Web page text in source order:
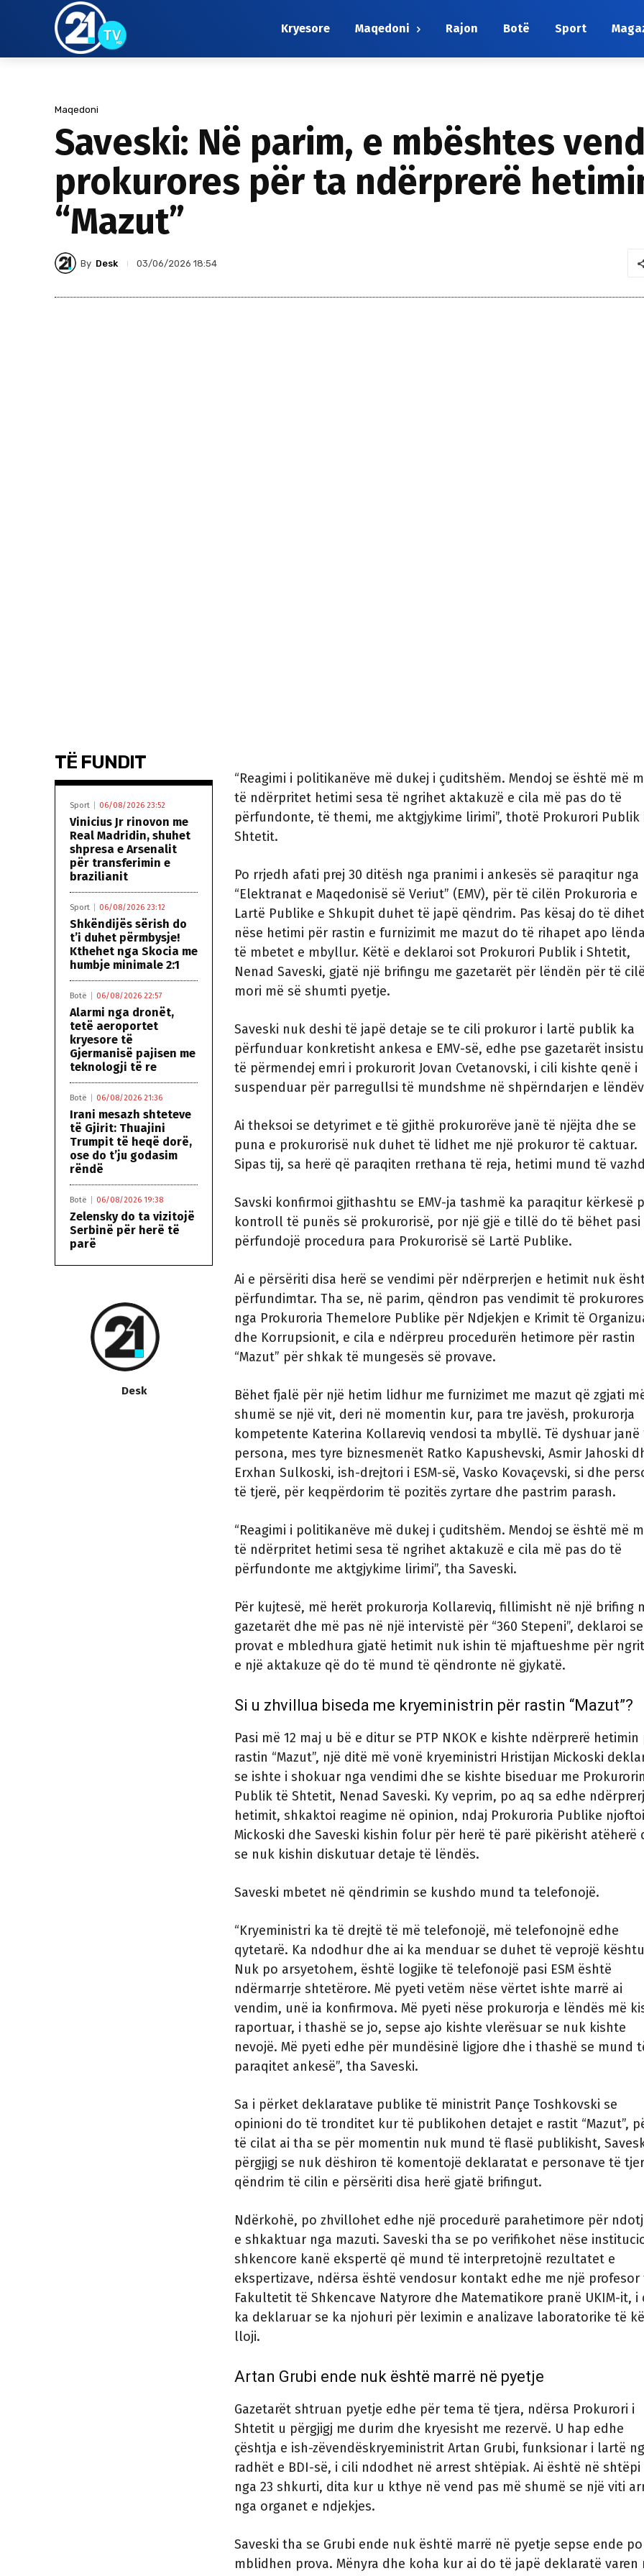
Kryesore Maqedoni Rajon Botë Sport
Maqedoni
Saveski: Në parim, e mbështes
prokurores për ta ndërprerë
“Mazut”
By Desk 03/06/2026 18:54
TË FUNDIT
Sport 06/08/2026 23:52
Vinicius Jr rinovon me
Real Madridin, shuhet
shpresa e Arsenalit
për transferimin e
brazilianit
Sport 06/08/2026 23:12
Shkëndijës sërish do
t’i duhet përmbysje!
Kthehet nga Skocia me
humbje minimale 2:1
Botë 06/08/2026 22:57
Alarmi nga dronët,
tetë aeroportet
kryesore të
Gjermanisë pajisen me
teknologji të re
Botë 06/08/2026 21:36
Irani mesazh shteteve
të Gjirit: Thuajini
Trumpit të heqë dorë,
ose do t’ju godasim
rëndë
Botë 06/08/2026 19:38
Zelensky do ta vizitojë
Serbinë për herë të
parë
Desk
“Reagimi i politikanëve më dukej i çuditshëm. Mendoj se është më
të ndërpritet hetimi sesa të ngrihet aktakuzë e cila më pas do të
përfundonte, të themi, me aktgjykime lirimi”, thotë Prokurori Publik
Shtetit.
Po rrjedh afati prej 30 ditësh nga pranimi i ankesës së paraqitur nga
“Elektranat e Maqedonisë së Veriut” (EMV), për të cilën Prokuroria e
Lartë Publike e Shkupit duhet të japë qëndrim. Pas kësaj do të dihet
nëse hetimi për rastin e furnizimit me mazut do të rihapet apo
të mbetet e mbyllur. Këtë e deklaroi sot Prokurori Publik i Shtetit,
Nenad Saveski, gjatë një brifingu me gazetarët për lëndën për të
mori më së shumti pyetje.
Saveski nuk deshi të japë detaje se te cili prokuror i lartë publik ka
përfunduar konkretisht ankesa e EMV-së, edhe pse gazetarët
të përmendej emri i prokurorit Jovan Cvetanovski, i cili kishte qenë i
suspenduar për parregullsi të mundshme në shpërndarjen e
Ai theksoi se detyrimet e të gjithë prokurorëve janë të njëjta dhe se
puna e prokurorisë nuk duhet të lidhet me një prokuror të caktuar.
Sipas tij, sa herë që paraqiten rrethana të reja, hetimi mund të
Savski konfirmoi gjithashtu se EMV-ja tashmë ka paraqitur kërkesë
kontroll të punës së prokurorisë, por një gjë e tillë do të bëhet pasi
përfundojë procedura para Prokurorisë së Lartë Publike.
Ai e përsëriti disa herë se vendimi për ndërprerjen e hetimit nuk
përfundimtar. Tha se, në parim, qëndron pas vendimit të prokurores
nga Prokuroria Themelore Publike për Ndjekjen e Krimit të
dhe Korrupsionit, e cila e ndërpreu procedurën hetimore për rastin
“Mazut” për shkak të mungesës së provave.
Bëhet fjalë për një hetim lidhur me furnizimet me mazut që zgjati
shumë se një vit, deri në momentin kur, para tre javësh, prokurorja
kompetente Katerina Kollareviq vendosi ta mbyllë. Të dyshuar janë
persona, mes tyre biznesmenët Ratko Kapushevski, Asmir Jahoski
Erxhan Sulkoski, ish-drejtori i ESM-së, Vasko Kovaçevski, si dhe
të tjerë, për keqpërdorim të pozitës zyrtare dhe pastrim parash.
“Reagimi i politikanëve më dukej i çuditshëm. Mendoj se është më
të ndërpritet hetimi sesa të ngrihet aktakuzë e cila më pas do të
përfundonte me aktgjykime lirimi”, tha Saveski.
Për kujtesë, më herët prokurorja Kollareviq, fillimisht në një brifing
gazetarët dhe më pas në një intervistë për “360 Stepeni”, deklaroi se
provat e mbledhura gjatë hetimit nuk ishin të mjaftueshme për
e një aktakuze që do të mund të qëndronte në gjykatë.
Si u zhvillua biseda me kryeministrin për rastin “Mazut”?
Pasi më 12 maj u bë e ditur se PTP NKOK e kishte ndërprerë hetimin
rastin “Mazut”, një ditë më vonë kryeministri Hristijan Mickoski
se ishte i shokuar nga vendimi dhe se kishte biseduar me Prokurorin
Publik të Shtetit, Nenad Saveski. Ky veprim, po aq sa edhe
hetimit, shkaktoi reagime në opinion, ndaj Prokuroria Publike
Mickoski dhe Saveski kishin folur për herë të parë pikërisht atëherë
se nuk kishin diskutuar detaje të lëndës.
Saveski mbetet në qëndrimin se kushdo mund ta telefonojë.
“Kryeministri ka të drejtë të më telefonojë, më telefonojnë edhe
qytetarë. Ka ndodhur dhe ai ka menduar se duhet të veprojë
Nuk po arsyetohem, është logjike të telefonojë pasi ESM është
ndërmarrje shtetërore. Më pyeti vetëm nëse vërtet ishte marrë ai
vendim, unë ia konfirmova. Më pyeti nëse prokurorja e lëndës më
raportuar, i thashë se jo, sepse ajo kishte vlerësuar se nuk kishte
nevojë. Më pyeti edhe për mundësinë ligjore dhe i thashë se mund
paraqitet ankesë”, tha Saveski.
Sa i përket deklaratave publike të ministrit Pançe Toshkovski se
opinioni do të tronditet kur të publikohen detajet e rastit “Mazut”,
të cilat ai tha se për momentin nuk mund të flasë publikisht,
përgjigj se nuk dëshiron të komentojë deklaratat e personave të
qëndrim të cilin e përsëriti disa herë gjatë brifingut.
Ndërkohë, po zhvillohet edhe një procedurë parahetimore për
e shkaktuar nga mazuti. Saveski tha se po verifikohet nëse
shkencore kanë ekspertë që mund të interpretojnë rezultatet e
ekspertizave, ndërsa është vendosur kontakt edhe me një profesor
Fakultetit të Shkencave Natyrore dhe Matematikore pranë UKIM-it, i
ka deklaruar se ka njohuri për leximin e analizave laboratorike të
lloji.
Artan Grubi ende nuk është marrë në pyetje
Gazetarët shtruan pyetje edhe për tema të tjera, ndërsa Prokurori i
Shtetit u përgjigj me durim dhe kryesisht me rezervë. U hap edhe
çështja e ish-zëvendëskryeministrit Artan Grubi, funksionar i lartë
radhët e BDI-së, i cili ndodhet në arrest shtëpiak. Ai është në shtëpi
nga 23 shkurti, dita kur u kthye në vend pas më shumë se një viti
nga organet e ndjekjes.
Saveski tha se Grubi ende nuk është marrë në pyetje sepse ende po
mblidhen prova. Mënyra dhe koha kur ai do të japë deklaratë varen